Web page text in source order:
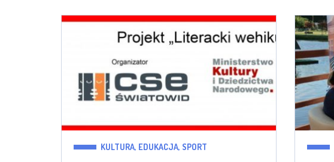
KULTURA, EDUKACJA, SPORT